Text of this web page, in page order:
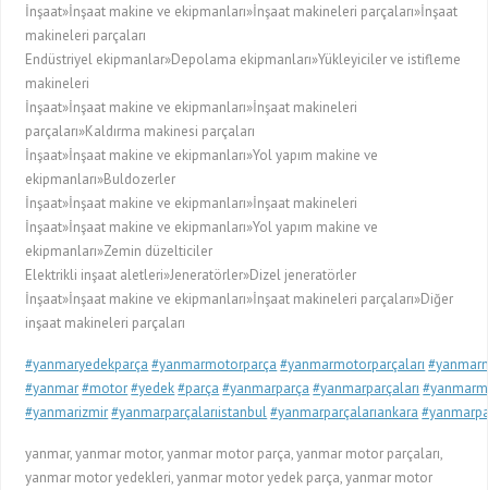
İnşaat»İnşaat makine ve ekipmanları»İnşaat makineleri parçaları»İnşaat
makineleri parçaları
Endüstriyel ekipmanlar»Depolama ekipmanları»Yükleyiciler ve istifleme
makineleri
İnşaat»İnşaat makine ve ekipmanları»İnşaat makineleri
parçaları»Kaldırma makinesi parçaları
İnşaat»İnşaat makine ve ekipmanları»Yol yapım makine ve
ekipmanları»Buldozerler
İnşaat»İnşaat makine ve ekipmanları»İnşaat makineleri
İnşaat»İnşaat makine ve ekipmanları»Yol yapım makine ve
ekipmanları»Zemin düzelticiler
Elektrikli inşaat aletleri»Jeneratörler»Dizel jeneratörler
İnşaat»İnşaat makine ve ekipmanları»İnşaat makineleri parçaları»Diğer
inşaat makineleri parçaları
#yanmaryedekparça #yanmarmotorparça #yanmarmotorparçaları
#yanmar#motor#yedek#parça #yanmarparça #yanmarparçaları
#yanmarizmir#yanmarparçalarıistanbul#yanmarparçalarıankara
yanmar, yanmar motor, yanmar motor parça, yanmar motor parçaları,
yanmar motor yedekleri, yanmar motor yedek parça, yanmar motor